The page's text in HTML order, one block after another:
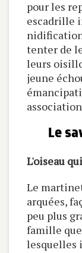
pour les
escadrille
tenter de
leurs
jeune
Le
L'oiseau
Le
arquées,
peu plus
famille
lesquelles